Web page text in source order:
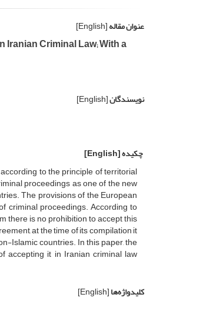
عنوان مقاله[English]
Criminal Law; With a
نویسندگان[English]
چکیده[English]
to the principle of territorial
proceedings as one of the new
The provisions of the European
criminal proceedings. According to
there is no prohibition to accept this
at the time of its compilation it
Islamic countries. In this paper, the
accepting it in Iranian criminal law
کلیدواژه‌ها[English]